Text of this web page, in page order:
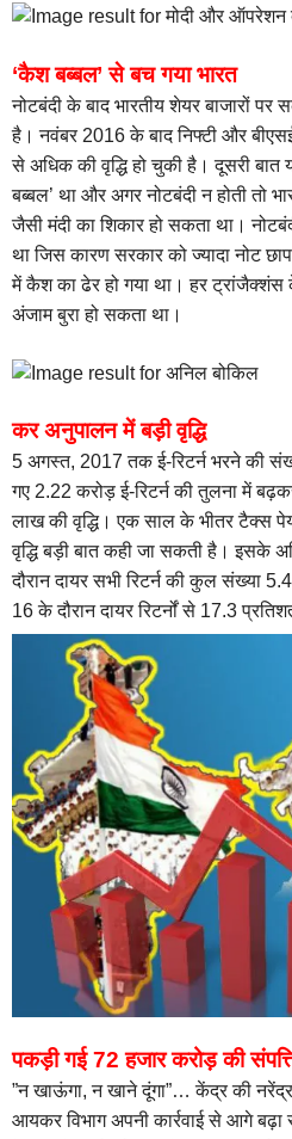
‘कैश बब्बल’ से बच गया भारत
नोटबंदी के बाद भारतीय शेयर बाजारों
है। नवंबर 2016 के बाद निफ्टी और
से अधिक की वृद्धि हो चुकी है। दूसरी
बब्बल’ था और अगर नोटबंदी न होती तो
जैसी मंदी का शिकार हो सकता था।
था जिस कारण सरकार को ज्यादा नोट
में कैश का ढेर हो गया था। हर
अंजाम बुरा हो सकता था।
कर अनुपालन में बड़ी वृद्धि
5 अगस्‍त, 2017 तक ई-रिटर्न भरने की
गए 2.22 करोड़ ई-रिटर्न की तुलना में
लाख की वृद्धि। एक साल के भीतर टैक्स
वृद्धि बड़ी बात कही जा सकती है। इसके
दौरान दायर सभी रिटर्न की कुल संख्‍या
16 के दौरान दायर रिटर्नों से 17.3
पकड़ी गई 72 हजार करोड़ की
”न खाऊंगा, न खाने दूंगा”… केंद्र की
आयकर विभाग अपनी कार्रवाई से आगे बढ़ा